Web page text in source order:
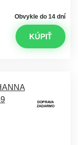
Obvykle do 14 dní
KÚPIŤ
DOPRAVA
ZADARMO